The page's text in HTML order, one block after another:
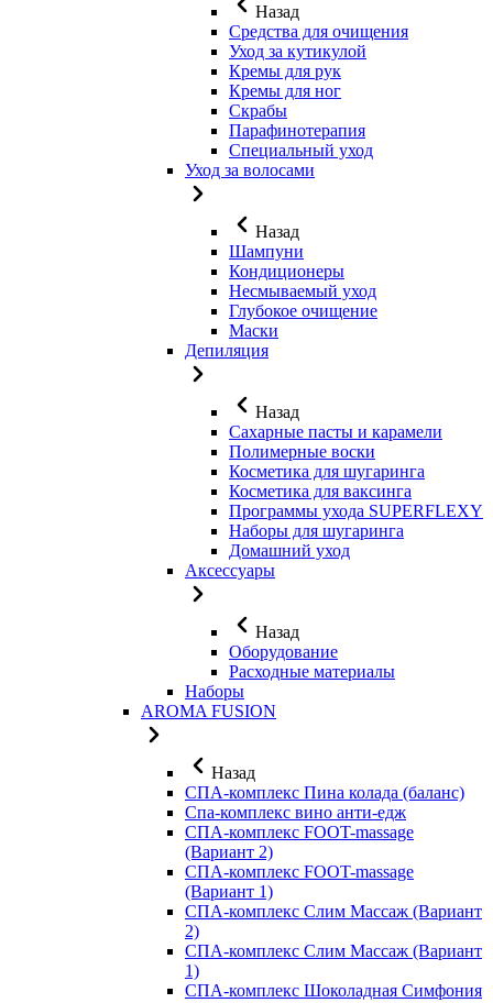
Назад
Средства для очищения
Уход за кутикулой
Кремы для рук
Кремы для ног
Скрабы
Парафинотерапия
Специальный уход
Уход за волосами
Назад
Шампуни
Кондиционеры
Несмываемый уход
Глубокое очищение
Маски
Депиляция
Назад
Сахарные пасты и карамели
Полимерные воски
Косметика для шугаринга
Косметика для ваксинга
Программы ухода SUPERFLEXY
Наборы для шугаринга
Домашний уход
Аксессуары
Назад
Оборудование
Расходные материалы
Наборы
AROMA FUSION
Назад
СПА-комплекс Пина колада (баланс)
Cпа-комплекс вино анти-едж
СПА-комплекс FOOT-massage
(Вариант 2)
СПА-комплекс FOOT-massage
(Вариант 1)
СПА-комплекс Слим Массаж (Вариант
2)
СПА-комплекс Слим Массаж (Вариант
1)
СПА-комплекс Шоколадная Симфония